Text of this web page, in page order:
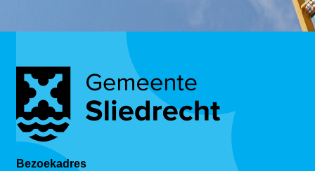
Bezoekadres